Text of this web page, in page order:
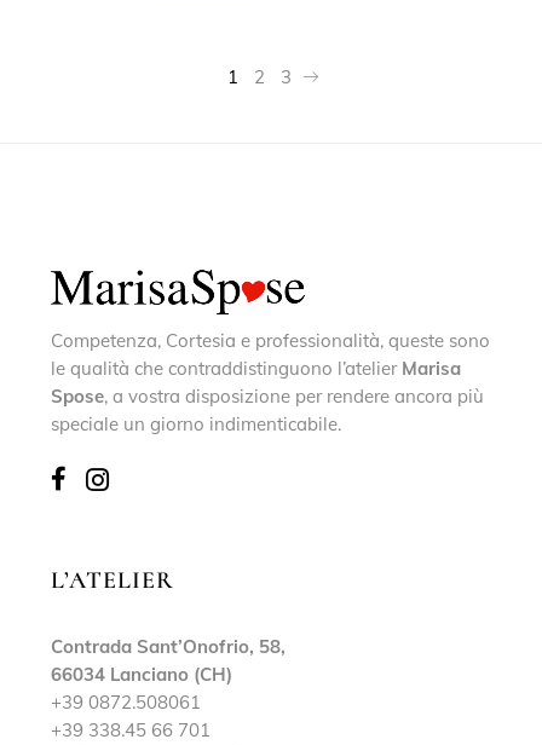
1 2 3
Competenza, Cortesia e professionalità, queste sono
le qualità che contraddistinguono l’atelier Marisa
Spose, a vostra disposizione per rendere ancora più
speciale un giorno indimenticabile.
L’ATELIER
Contrada Sant’Onofrio, 58,
66034 Lanciano (CH)
+39 0872.508061
+39 338.45 66 701